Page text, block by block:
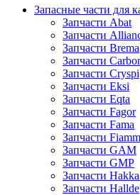
Запасные части для
Запчасти Abat
Запчасти
Запчасти Brema
Запчасти
Запчасти Cryspi
Запчасти Eksi
Запчасти Eqta
Запчасти Fagor
Запчасти Fama
Запчасти
Запчасти GAM
Запчасти GMP
Запчасти
Запчасти Hallde